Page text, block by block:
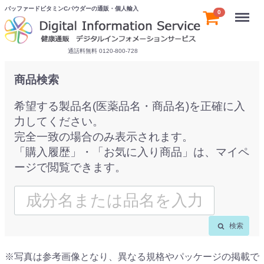
バッファードビタミンCパウダーの通販・個人輸入
通話料無料 0120-800-728
0 Menu
商品検索
希望する製品名(医薬品名・商品名)を正確に入
力してください。
完全一致の場合のみ表示されます。
「購入履歴」・「お気に入り商品」は、マイペ
ージで閲覧できます。
検索
※写真は参考画像となり、異なる規格やパッケージの掲載で